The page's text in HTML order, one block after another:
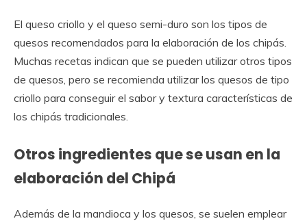
El queso criollo y el queso semi-duro son los tipos de
quesos recomendados para la elaboración de los chipás.
Muchas recetas indican que se pueden utilizar otros tipos
de quesos, pero se recomienda utilizar los quesos de tipo
criollo para conseguir el sabor y textura características de
los chipás tradicionales.
Otros ingredientes que se usan en la
elaboración del Chipá
Además de la mandioca y los quesos, se suelen emplear